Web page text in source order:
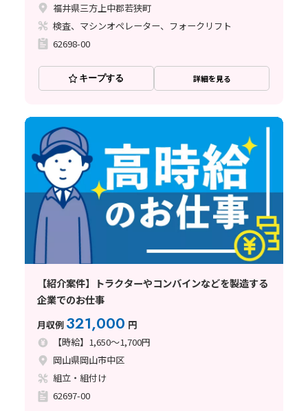
福井県三方上中郡若狭町
検査、マシンオペレーター、フォークリフト
62698-00
キープする 詳細を見る
【紹介案件】トラクターやコンバインなどを製造する
企業でのお仕事
月収例 321,000 円
【時給】1,650～1,700円
岡山県岡山市中区
組立・組付け
62697-00